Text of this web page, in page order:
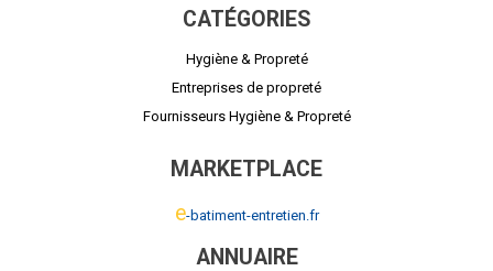
CATÉGORIES
Hygiène & Propreté
Entreprises de propreté
Fournisseurs Hygiène & Propreté
MARKETPLACE
e-batiment-entretien.fr
ANNUAIRE